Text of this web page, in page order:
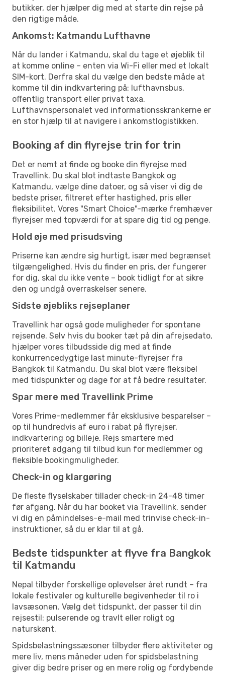
butikker, der hjælper dig med at starte din rejse på
den rigtige måde.
Ankomst: Katmandu Lufthavne
Når du lander i Katmandu, skal du tage et øjeblik til
at komme online – enten via Wi-Fi eller med et lokalt
SIM-kort. Derfra skal du vælge den bedste måde at
komme til din indkvartering på: lufthavnsbus,
offentlig transport eller privat taxa.
Lufthavnspersonalet ved informationsskrankerne er
en stor hjælp til at navigere i ankomstlogistikken.
Booking af din flyrejse trin for trin
Det er nemt at finde og booke din flyrejse med
Travellink. Du skal blot indtaste Bangkok og
Katmandu, vælge dine datoer, og så viser vi dig de
bedste priser, filtreret efter hastighed, pris eller
fleksibilitet. Vores "Smart Choice"-mærke fremhæver
flyrejser med topværdi for at spare dig tid og penge.
Hold øje med prisudsving
Priserne kan ændre sig hurtigt, især med begrænset
tilgængelighed. Hvis du finder en pris, der fungerer
for dig, skal du ikke vente – book tidligt for at sikre
den og undgå overraskelser senere.
Sidste øjebliks rejseplaner
Travellink har også gode muligheder for spontane
rejsende. Selv hvis du booker tæt på din afrejsedato,
hjælper vores tilbudsside dig med at finde
konkurrencedygtige last minute-flyrejser fra
Bangkok til Katmandu. Du skal blot være fleksibel
med tidspunkter og dage for at få bedre resultater.
Spar mere med Travellink Prime
Vores Prime-medlemmer får eksklusive besparelser –
op til hundredvis af euro i rabat på flyrejser,
indkvartering og billeje. Rejs smartere med
prioriteret adgang til tilbud kun for medlemmer og
fleksible bookingmuligheder.
Check-in og klargøring
De fleste flyselskaber tillader check-in 24-48 timer
før afgang. Når du har booket via Travellink, sender
vi dig en påmindelses-e-mail med trinvise check-in-
instruktioner, så du er klar til at gå.
Bedste tidspunkter at flyve fra Bangkok
til Katmandu
Nepal tilbyder forskellige oplevelser året rundt – fra
lokale festivaler og kulturelle begivenheder til ro i
lavsæsonen. Vælg det tidspunkt, der passer til din
rejsestil: pulserende og travlt eller roligt og
naturskønt.
Spidsbelastningssæsoner tilbyder flere aktiviteter og
mere liv, mens måneder uden for spidsbelastning
giver dig bedre priser og en mere rolig og fordybende